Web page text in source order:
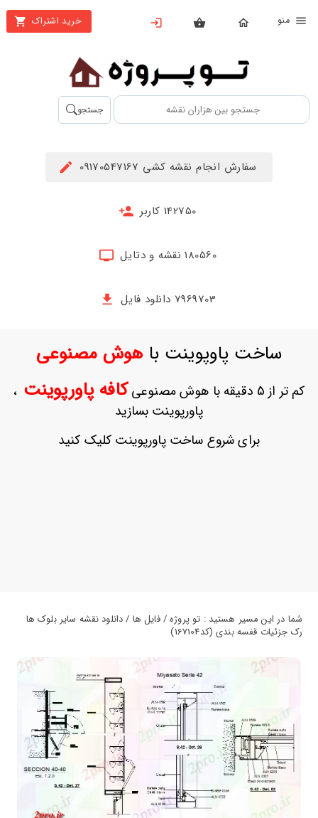
خرید اشتراک
بستن
محصولات
تهیه
اشتراک
حساب
ثبت
بازیابی
جستجو
سفارش انجام نقشه کشی 09170547167
142750 کاربر
180560 نقشه و دتایل
7969703 دانلود فایل
ساخت پاوپوینت باهوش مصنوعی
کم تر از 5 دقیقه با هوش مصنوعی کافه پاورپوینت ،
پاورپوینت بسازید
برای شروع ساخت پاورپوینت کلیک کنید
شما در این مسیر هستید : تو پروژه / فایل ها / دانلود نقشه سایر بلوک ها
رک جزئیات قفسه بندی (کد167104)